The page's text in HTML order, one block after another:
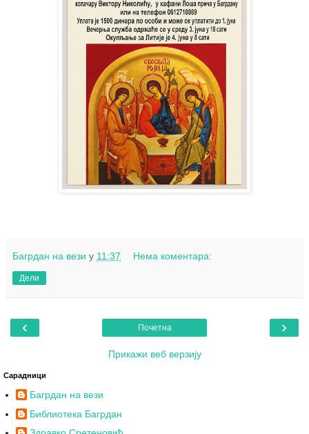
Багрдан на вези у 11:37 Нема коментара:
Дели
‹ ›
Почетна
Прикажи веб верзију
Сарадници
Багрдан на вези
Библиотека Багрдан